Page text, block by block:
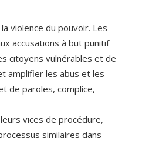
violence du pouvoir. Les
accusations à but punitif
citoyens vulnérables et de
amplifier les abus et les
de paroles, complice,
vices de procédure,
similaires dans